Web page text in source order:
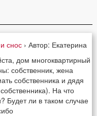
снос › Автор: Екатерина
дом многоквартирный
собственник, жена
собственника и дядя
На что
Будет ли в таком случае